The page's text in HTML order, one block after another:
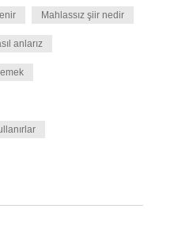
Mahlassız şiir nedir
anlarız